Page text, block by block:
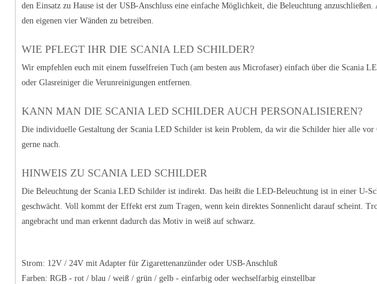
den Einsatz zu Hause ist der USB-Anschluss eine einfache Möglichkeit, die Beleuchtung
den eigenen vier Wänden zu betreiben.
WIE PFLEGT IHR DIE SCANIA LED SCHILDER?
Wir empfehlen euch mit einem fusselfreien Tuch (am besten aus Microfaser) einfach über die Scania
oder Glasreiniger die Verunreinigungen entfernen.
KANN MAN DIE SCANIA LED SCHILDER AUCH PERSONALISIEREN?
Die individuelle Gestaltung der Scania LED Schilder ist kein Problem, da wir die Schilder hier alle
gerne nach.
HINWEIS ZU SCANIA LED SCHILDER
Die Beleuchtung der Scania LED Schilder ist indirekt. Das heißt die LED-Beleuchtung ist in einer U-
geschwächt. Voll kommt der Effekt erst zum Tragen, wenn kein direktes Sonnenlicht darauf scheint.
angebracht und man erkennt dadurch das Motiv in weiß auf schwarz.
Strom: 12V / 24V mit Adapter für Zigarettenanzünder oder USB-Anschluß
Farben: RGB - rot / blau / weiß / grün / gelb - einfarbig oder wechselfarbig einstellbar